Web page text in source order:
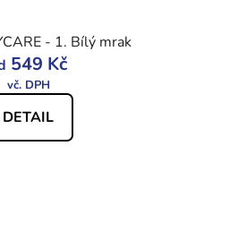
- 1. Bílý mrak
549 Kč
DETAIL